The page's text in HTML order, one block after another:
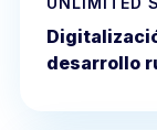
desarrollo